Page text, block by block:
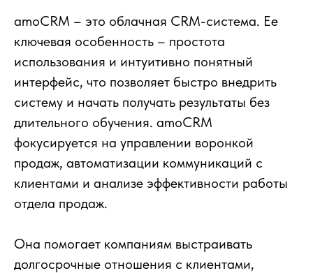
amoCRM – это облачная CRM-система. Ее
ключевая особенность – простота
использования и интуитивно понятный
интерфейс, что позволяет быстро внедрить
систему и начать получать результаты без
длительного обучения. amoCRM
фокусируется на управлении воронкой
продаж, автоматизации коммуникаций с
клиентами и анализе эффективности работы
отдела продаж.
Она помогает компаниям выстраивать
долгосрочные отношения с клиентами,